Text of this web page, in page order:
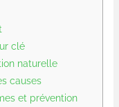
clé
naturelle
causes
et prévention